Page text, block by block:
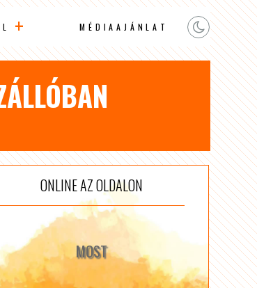
MÉDIAAJÁNLAT
ONLINE AZ OLDALON
MOST